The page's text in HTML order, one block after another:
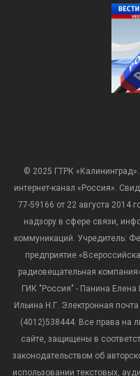
© 2025 ГТРК
интернет-канал «Россия».
77-59166 от 22 августа
надзору в сфере связи,
коммуникаций. Учредитель:
предприятие
радиовещательная
ГИК "Россия" - Панина Елена
Ильина Н.Г. Электронная
(4012)538444. Все права на
сайте, защищены в
законодательством об
использовании текстовых,